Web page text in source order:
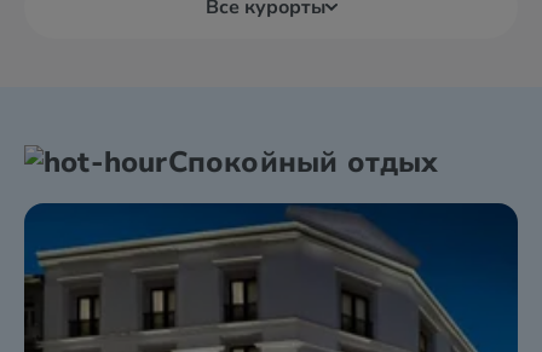
Все курорты
Спокойный отдых